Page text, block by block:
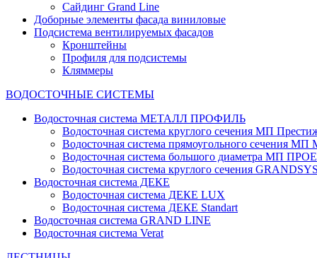
Сайдинг Grand Line
Доборные элементы фасада виниловые
Подсистема вентилируемых фасадов
Кронштейны
Профиля для подсистемы
Кляммеры
ВОДОСТОЧНЫЕ СИСТЕМЫ
Водосточная система МЕТАЛЛ ПРОФИЛЬ
Водосточная система круглого сечения МП
Водосточная система прямоугольного сечения МП
Водосточная система большого диаметра МП
Водосточная система круглого сечения
Водосточная система ДЕКЕ
Водосточная система ДЕКЕ LUX
Водосточная система ДЕКЕ Standart
Водосточная система GRAND LINE
Водосточная система Verat